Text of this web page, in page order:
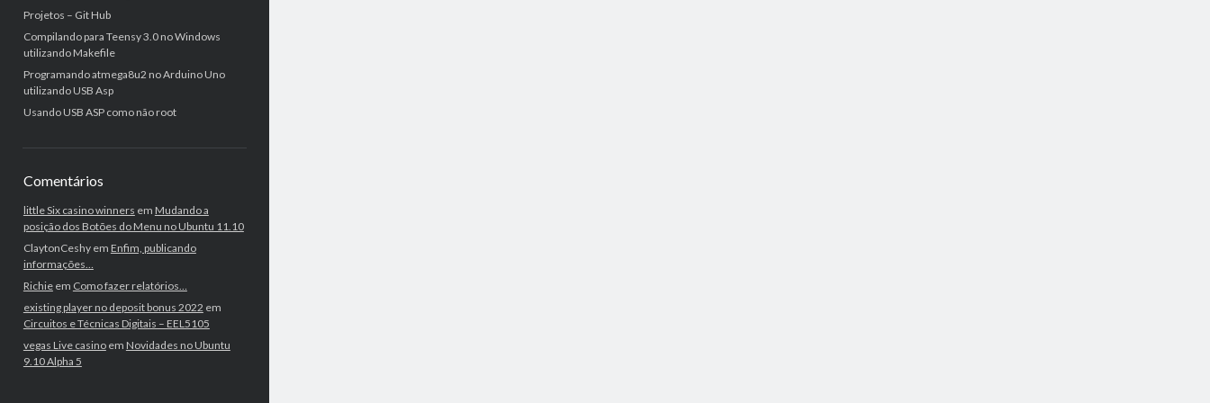
Projetos – Git Hub
Compilando para Teensy 3.0 no Windows
utilizando Makefile
Programando atmega8u2 no Arduino Uno
utilizando USB Asp
Usando USB ASP como não root
Comentários
little Six casino winners em Mudando a
posição dos Botões do Menu no Ubuntu 11.10
ClaytonCeshyem Enfim, publicando
informações…
Richieem Como fazer relatórios…
existing player no deposit bonus 2022 em
Circuitos e Técnicas Digitais – EEL5105
vegas Live casinoem Novidades no Ubuntu
9.10 Alpha 5